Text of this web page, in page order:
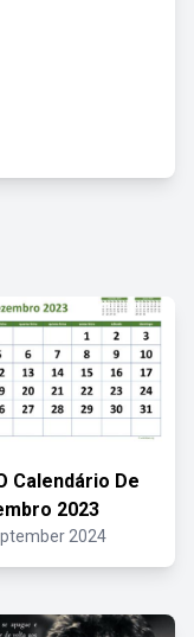
Calendário De
2023
2024